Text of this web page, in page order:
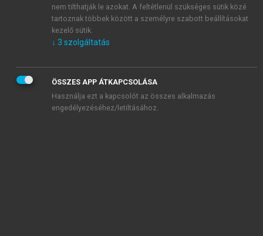
mersz.huoldalak licencszerződéseiben foglaltakat
tudomásul veszem és elfogadom.
KIPRÓBÁLOM
nem tilthatják le azokat. A feltétlenül szükséges sütik közé
tartoznak többek között a személyre szabott beállításokat
kezelő sütik.
↓ 3 szolgáltatás
ÖSSZES APP ÁTKAPCSOLÁSA
Használja ezt a kapcsolót az összes alkalmazás
engedélyezéséhez/letiltásához.